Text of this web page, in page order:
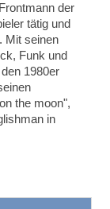
der
tätig und
Mit seinen
Funk und
1980er
the moon",
in